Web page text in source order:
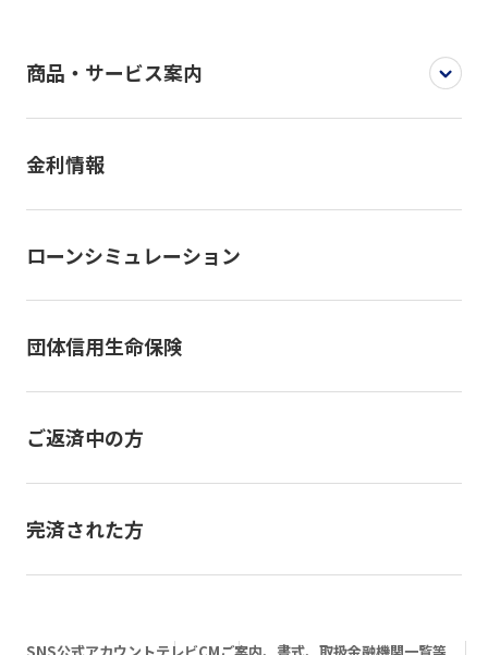
商品・サービス案内
金利情報
ローンシミュレーション
団体信用生命保険
ご返済中の方
完済された方